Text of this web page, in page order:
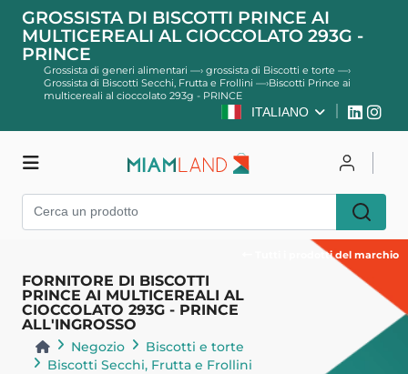
GROSSISTA DI BISCOTTI PRINCE AI
MULTICEREALI AL CIOCCOLATO 293G -
PRINCE
Grossista di generi alimentari —› grossista di Biscotti e torte —›
Grossista di Biscotti Secchi, Frutta e Frollini —›Biscotti Prince ai
multicereali al cioccolato 293g - PRINCE
ITALIANO
FORNITORE DI BISCOTTI
PRINCE AI MULTICEREALI AL
CIOCCOLATO 293G - PRINCE
ALL'INGROSSO
Negozio
Biscotti e torte
Biscotti Secchi, Frutta e Frollini
Tutti i prodotti del marchio
Per accedere
Registro